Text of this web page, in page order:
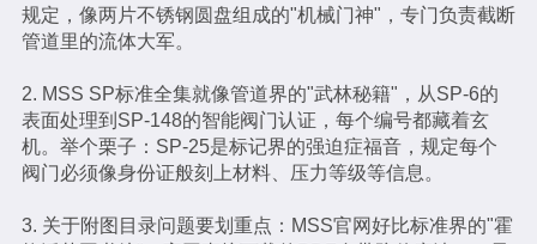
规定，像两片不锈钢圆盘组成的"机械门神"，专门负责截断
管道里的流体大军。
2. MSS SP标准全集就像管道界的"武林秘籍"，从SP-6的
表面处理到SP-148的智能阀门认证，每个编号都藏着玄
机。举个栗子：SP-25是标记界的强迫症福音，规定每个
阀门必须像身份证般刻上材料、压力等级等信息。
3. 关于附图目录问题要划重点：MSS官网好比标准界的"霍